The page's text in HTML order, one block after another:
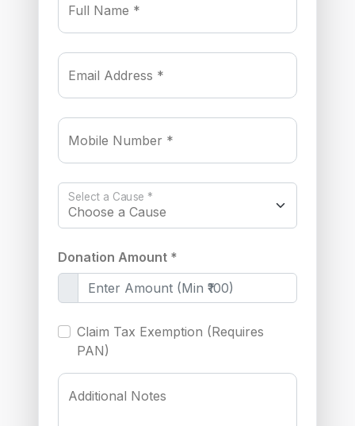
Full Name *
Email Address *
Mobile Number *
Select a Cause *
Donation Amount *
Claim Tax Exemption (Requires
PAN)
Additional Notes